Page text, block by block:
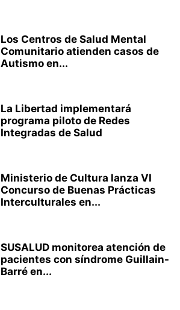
Los Centros de Salud Mental
Comunitario atienden casos de
Autismo en...
La Libertad implementará
programa piloto de Redes
Integradas de Salud
Ministerio de Cultura lanza VI
Concurso de Buenas Prácticas
Interculturales en...
SUSALUD monitorea atención de
pacientes con síndrome Guillain-
Barré en...